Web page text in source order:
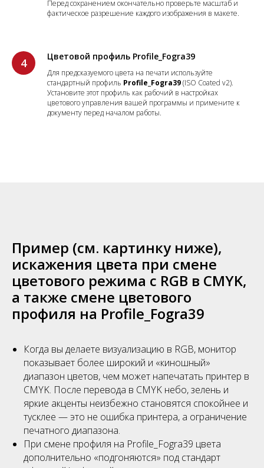
Перед сохранением окончательно проверьте масштаб и
фактическое разрешение каждого изображения в макете.
Цветовой профиль Profile_Fogra39
Для предсказуемого цвета на печати используйте
стандартный профиль Profile_Fogra39(ISO Coated v2).
Установите этот профиль как рабочий в настройках
цветового управления вашей программы и примените к
документу перед началом работы.
Пример (см. картинку ниже),
искажения цвета при смене
цветового режима с RGB в СMYK,
а также смене цветового
профиля на Profile_Fogra39
Когда вы делаете визуализацию в RGB, монитор
показывает более широкий и «киношный»
диапазон цветов, чем может напечатать принтер в
CMYK. После перевода в CMYK небо, зелень и
яркие акценты неизбежно становятся спокойнее и
тусклее — это не ошибка принтера, а ограничение
печатного диапазона.
При смене профиля на Profile_Fogra39 цвета
дополнительно «подгоняются» под стандарт